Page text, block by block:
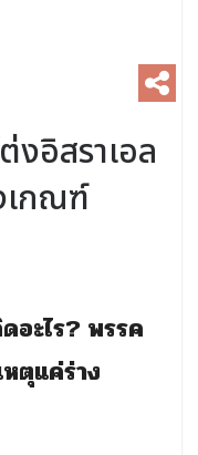
งอิสราเอล
เกณฑ์
อะไร? พรรค
ตุแค่ร่าง